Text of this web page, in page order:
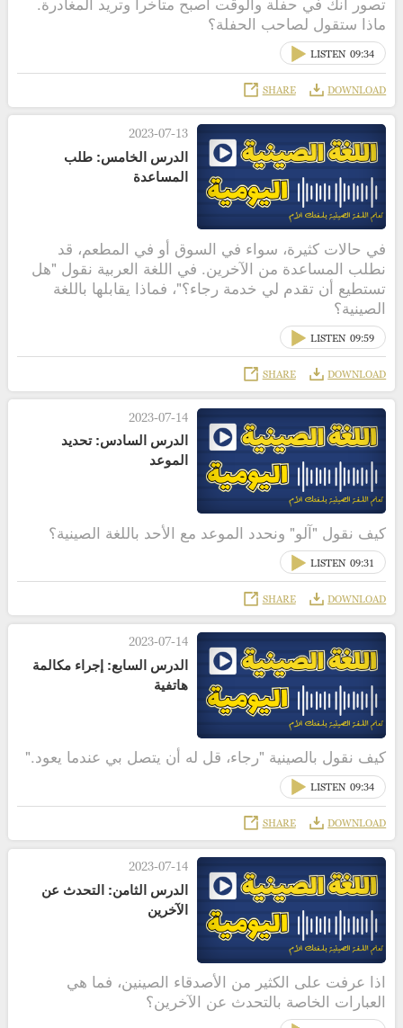
ماذا ستقول لصاحب الحفلة؟
LISTEN 09:34
DOWNLOAD
SHARE
2023-07-13
الدرس الخامس: طلب
المساعدة
في حالات كثيرة، سواء في السوق أو في المطعم، قد
نطلب المساعدة من الآخرين. في اللغة العربية نقول "هل
تستطيع أن تقدم لي خدمة رجاء؟"، فماذا يقابلها باللغة
الصينية؟
LISTEN 09:59
DOWNLOAD
SHARE
2023-07-14
الدرس السادس: تحديد
الموعد
كيف نقول "آلو" ونحدد الموعد مع الأحد باللغة الصينية؟
LISTEN 09:31
DOWNLOAD
SHARE
2023-07-14
الدرس السابع: إجراء مكالمة
هاتفية
كيف نقول بالصينية "رجاء، قل له أن يتصل بي عندما يعود."
LISTEN 09:34
DOWNLOAD
SHARE
2023-07-14
الدرس الثامن: التحدث عن
الآخرين
اذا عرفت على الكثير من الأصدقاء الصينين، فما هي
العبارات الخاصة بالتحدث عن الآخرين؟